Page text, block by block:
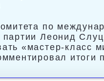
по
партии Леонид
«мастер-класс
итоги